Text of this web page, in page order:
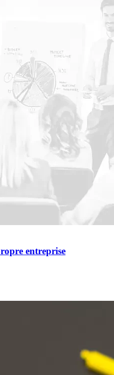
entreprise